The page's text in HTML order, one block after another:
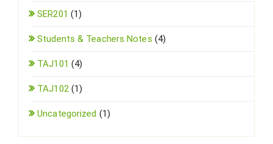
SER201 (1)
Students & Teachers Notes (4)
TAJ101 (4)
TAJ102(1)
Uncategorized (1)